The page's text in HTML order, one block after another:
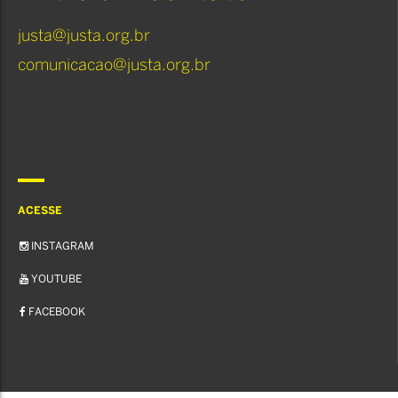
justa@justa.org.br
comunicacao@justa.org.br
ACESSE
INSTAGRAM
YOUTUBE
FACEBOOK